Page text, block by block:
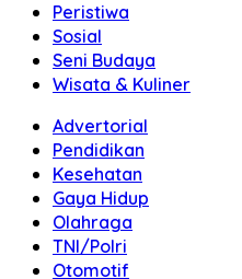
Peristiwa
Sosial
Seni Budaya
Wisata & Kuliner
Advertorial
Pendidikan
Kesehatan
Gaya Hidup
Olahraga
TNI/Polri
Otomotif